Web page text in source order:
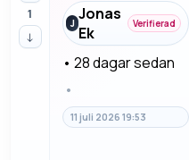
1
↓
J Jonas
Ek
Verifierad
• 28 dagar sedan
•
11 juli 2026 19:53